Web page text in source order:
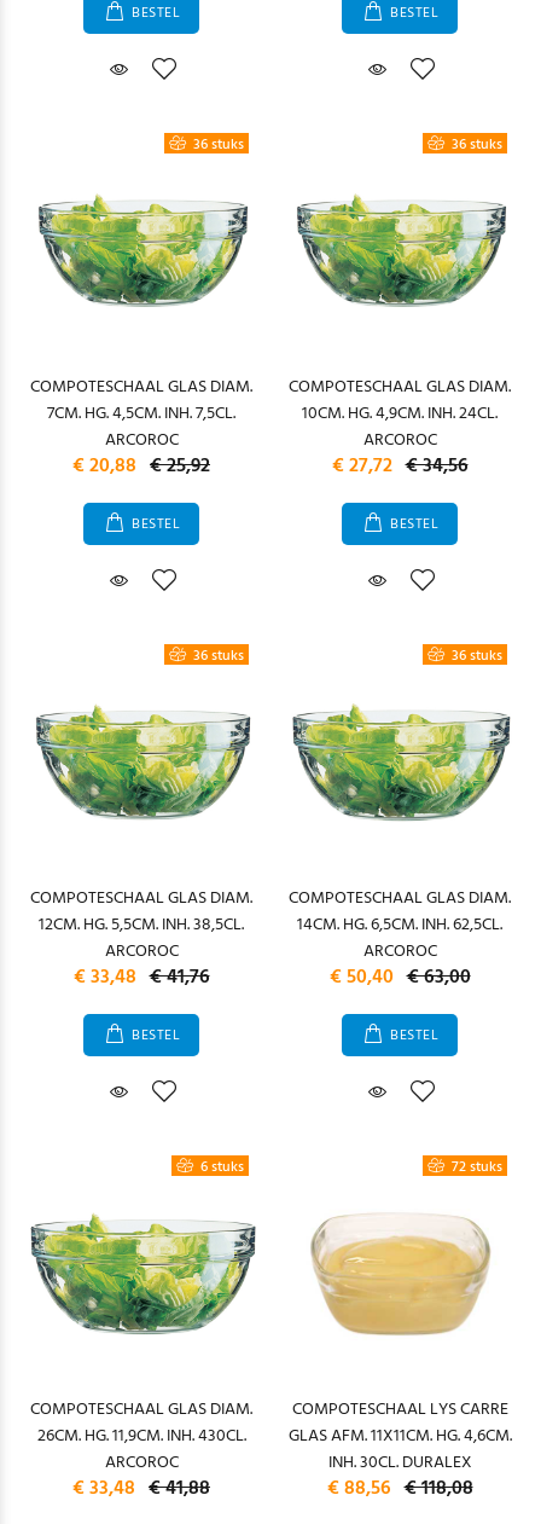
BESTEL BESTEL
36 stuks
COMPOTESCHAAL GLAS DIAM.
7CM. HG. 4,5CM. INH. 7,5CL.
ARCOROC
€ 20,88 € 25,92
BESTEL
36 stuks
COMPOTESCHAAL GLAS DIAM.
10CM. HG. 4,9CM. INH. 24CL.
ARCOROC
€ 27,72 € 34,56
BESTEL
36 stuks
COMPOTESCHAAL GLAS DIAM.
12CM. HG. 5,5CM. INH. 38,5CL.
ARCOROC
€ 33,48 € 41,76
BESTEL
36 stuks
COMPOTESCHAAL GLAS DIAM.
14CM. HG. 6,5CM. INH. 62,5CL.
ARCOROC
€ 50,40 € 63,00
BESTEL
6 stuks
COMPOTESCHAAL GLAS DIAM.
26CM. HG. 11,9CM. INH. 430CL.
ARCOROC
€ 33,48 € 41,88
72 stuks
COMPOTESCHAAL LYS CARRE
GLAS AFM. 11X11CM. HG. 4,6CM.
INH. 30CL. DURALEX
€ 88,56 € 118,08